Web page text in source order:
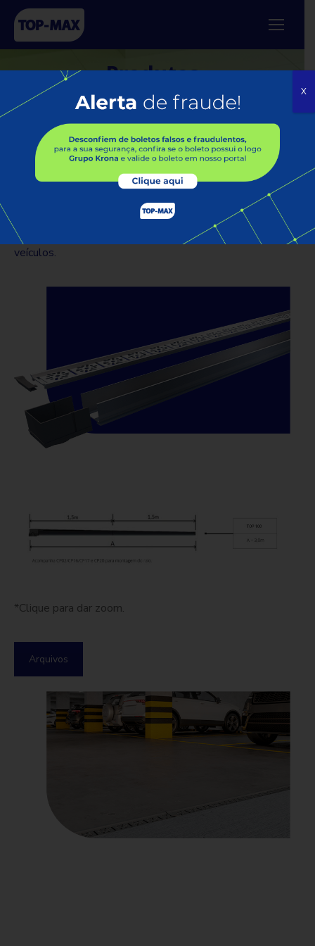
Produtos
TOP-CAR
Os produtos da linha TOP-CAR são formados por
grelha, canaleta e conexões. Se destacam pela
resistência e suportam, inclusive, a passagens de
veículos.
*Clique para dar zoom.
Arquivos
X